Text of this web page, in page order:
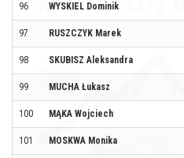
96 WYSKIEL Dominik
97 RUSZCZYK Marek
98 SKUBISZ Aleksandra
99 MUCHA Łukasz
100 MĄKA Wojciech
101 MOSKWA Monika